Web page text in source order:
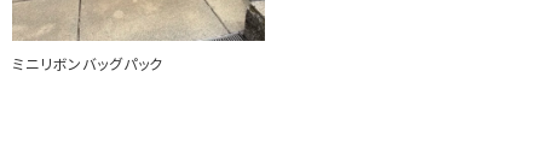
ミニリボンバッグパック